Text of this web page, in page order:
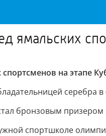
ямальских
на этапе
серебра
бронзовым
спортшколе